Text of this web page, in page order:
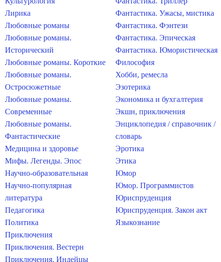
Лирика
Любовные романы
Любовные романы.
Исторический
Любовные романы. Короткие
Любовные романы.
Остросюжетные
Любовные романы.
Современные
Любовные романы.
Фантастические
Медицина и здоровье
Мифы. Легенды. Эпос
Научно-образовательная
Научно-популярная
литература
Педагогика
Политика
Приключения
Приключения. Вестерн
Приключения. Индейцы
Фантастика. Ужасы, мистика
Фантастика. Фэнтези
Фантастика. Эпическая
Фантастика. Юмористическая
Философия
Хобби, ремесла
Эзотерика
Экономика и бухгалтерия
Экшн, приключения
Энциклопедия / справочник /
словарь
Эротика
Этика
Юмор
Юмор. Программистов
Юриспруденция
Юриспруденция. Закон акт
Языкознание